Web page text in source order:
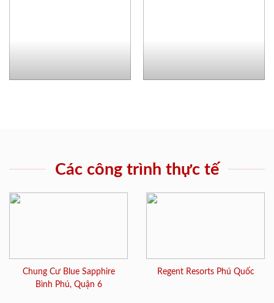
Các công trình thực tế
Chung Cư Blue Sapphire
Bình Phú, Quận 6
Regent Resorts Phú Quốc